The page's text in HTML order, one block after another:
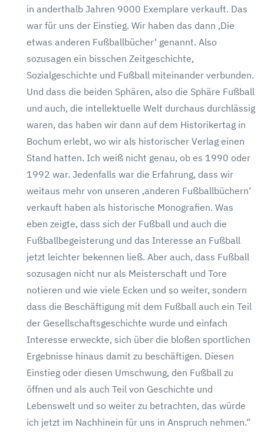
in anderthalb Jahren 9000 Exemplare verkauft. Das
war für uns der Einstieg. Wir haben das dann ‚Die
etwas anderen Fußballbücher‘ genannt. Also
sozusagen ein bisschen Zeitgeschichte,
Sozialgeschichte und Fußball miteinander verbunden.
Und dass die beiden Sphären, also die Sphäre Fußball
und auch, die intellektuelle Welt durchaus durchlässig
waren, das haben wir dann auf dem Historikertag in
Bochum erlebt, wo wir als historischer Verlag einen
Stand hatten. Ich weiß nicht genau, ob es 1990 oder
1992 war. Jedenfalls war die Erfahrung, dass wir
weitaus mehr von unseren ‚anderen Fußballbüchern‘
verkauft haben als historische Monografien. Was
eben zeigte, dass sich der Fußball und auch die
Fußballbegeisterung und das Interesse an Fußball
jetzt leichter bekennen ließ. Aber auch, dass Fußball
sozusagen nicht nur als Meisterschaft und Tore
notieren und wie viele Ecken und so weiter, sondern
dass die Beschäftigung mit dem Fußball auch ein Teil
der Gesellschaftsgeschichte wurde und einfach
Interesse erweckte, sich über die bloßen sportlichen
Ergebnisse hinaus damit zu beschäftigen. Diesen
Einstieg oder diesen Umschwung, den Fußball zu
öffnen und als auch Teil von Geschichte und
Lebenswelt und so weiter zu betrachten, das würde
ich jetzt im Nachhinein für uns in Anspruch nehmen.“